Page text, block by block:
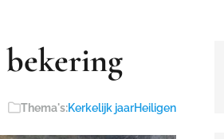
bekering
Thema's:Kerkelijk jaarHeiligen